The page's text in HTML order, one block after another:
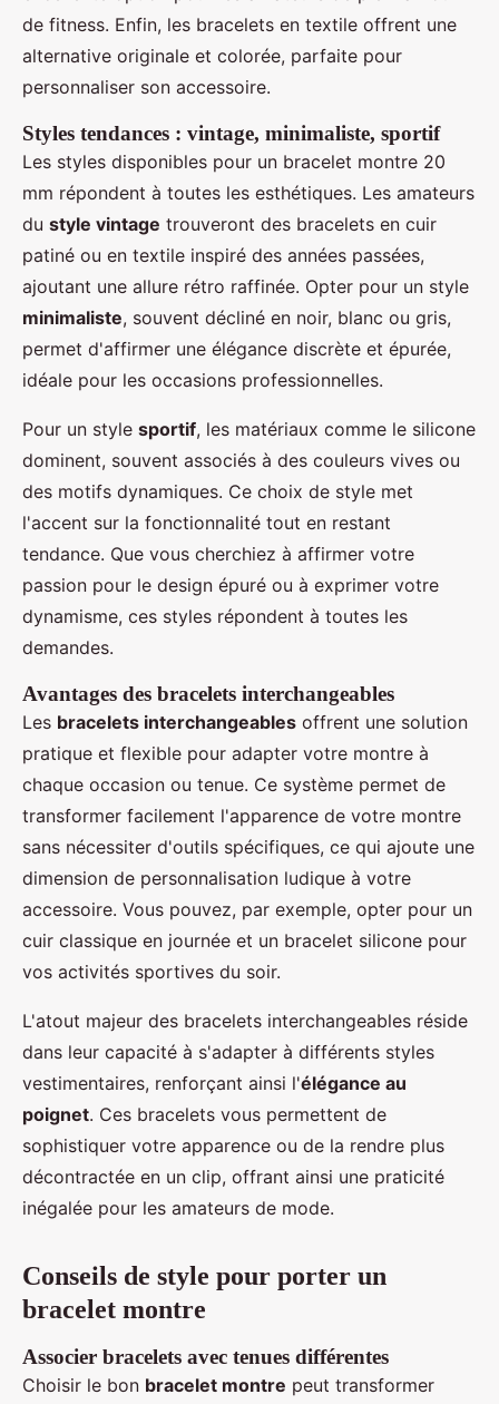
de fitness. Enfin, les bracelets en textile offrent une
alternative originale et colorée, parfaite pour
personnaliser son accessoire.
Styles tendances : vintage, minimaliste, sportif
Les styles disponibles pour un bracelet montre 20
mm répondent à toutes les esthétiques. Les amateurs
du style vintage trouveront des bracelets en cuir
patiné ou en textile inspiré des années passées,
ajoutant une allure rétro raffinée. Opter pour un style
minimaliste, souvent décliné en noir, blanc ou gris,
permet d'affirmer une élégance discrète et épurée,
idéale pour les occasions professionnelles.
Pour un style sportif, les matériaux comme le silicone
dominent, souvent associés à des couleurs vives ou
des motifs dynamiques. Ce choix de style met
l'accent sur la fonctionnalité tout en restant
tendance. Que vous cherchiez à affirmer votre
passion pour le design épuré ou à exprimer votre
dynamisme, ces styles répondent à toutes les
demandes.
Avantages des bracelets interchangeables
Les bracelets interchangeables offrent une solution
pratique et flexible pour adapter votre montre à
chaque occasion ou tenue. Ce système permet de
transformer facilement l'apparence de votre montre
sans nécessiter d'outils spécifiques, ce qui ajoute une
dimension de personnalisation ludique à votre
accessoire. Vous pouvez, par exemple, opter pour un
cuir classique en journée et un bracelet silicone pour
vos activités sportives du soir.
L'atout majeur des bracelets interchangeables réside
dans leur capacité à s'adapter à différents styles
vestimentaires, renforçant ainsi l'élégance au
poignet. Ces bracelets vous permettent de
sophistiquer votre apparence ou de la rendre plus
décontractée en un clip, offrant ainsi une praticité
inégalée pour les amateurs de mode.
Conseils de style pour porter un
bracelet montre
Associer bracelets avec tenues différentes
Choisir le bon bracelet montre peut transformer